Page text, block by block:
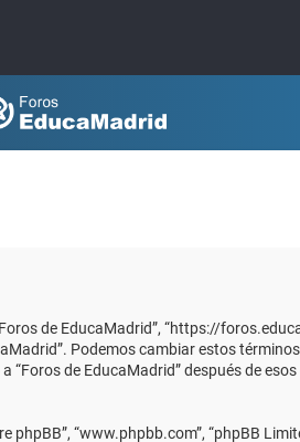
de EducaMadrid”, “https://
Podemos cambiar estos
de EducaMadrid” después de
“www.phpbb.com”, “phpBB